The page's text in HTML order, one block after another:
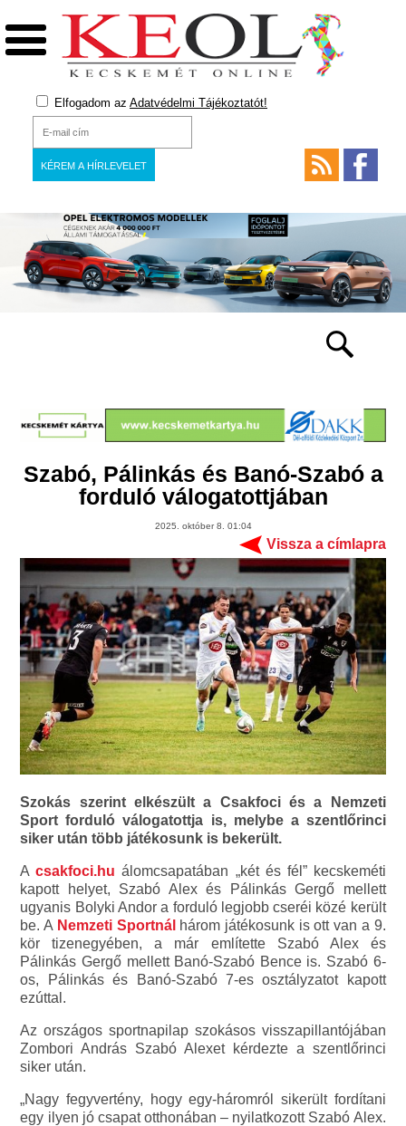
Elfogadom az Adatvédelmi Tájékoztatót!
Szabó, Pálinkás és Banó-Szabó a
forduló válogatottjában
2025. október 8. 01:04
Vissza a címlapra
Szokás szerint elkészült a Csakfoci és a Nemzeti
Sport forduló válogatottja is, melybe a szentlőrinci
siker után több játékosunk is bekerült.
Acsakfoci.hu álomcsapatában „két és fél” kecskeméti
kapott helyet, Szabó Alex és Pálinkás Gergő mellett
ugyanis Bolyki Andor a forduló legjobb cseréi közé került
be. A Nemzeti Sportnál három játékosunk is ott van a 9.
kör tizenegyében, a már említette Szabó Alex és
Pálinkás Gergő mellett Banó-Szabó Bence is. Szabó 6-
os, Pálinkás és Banó-Szabó 7-es osztályzatot kapott
ezúttal.
Az országos sportnapilap szokásos visszapillantójában
Zombori András Szabó Alexet kérdezte a szentlőrinci
siker után.
„Nagy fegyvertény, hogy egy-háromról sikerült fordítani
egy ilyen jó csapat otthonában – nyilatkozott Szabó Alex.